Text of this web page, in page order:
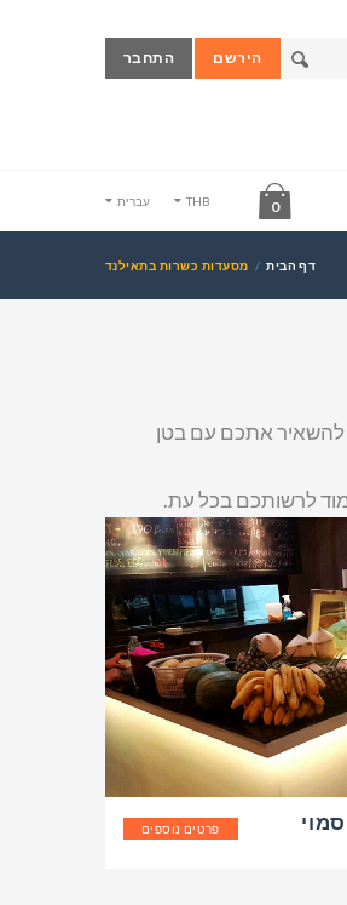
הירשם התחבר
0
THB עברית
דף הבית מסעדות כשרות בתאילנד
להשאיר אתכם עם בטן
לרשותכם בכל עת.
פרטים נוספים